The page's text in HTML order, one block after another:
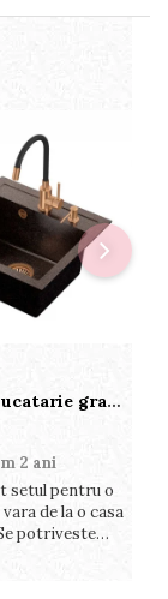
Chiuveta bucatarie granit cu finisaj negru perlat/cupru Steingran Art Copper cu dozator si baterie Quadron
2 ani
setul pentru o
de la o casa
potriveste